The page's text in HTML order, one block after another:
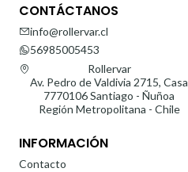
CONTÁCTANOS
info@rollervar.cl
56985005453
Rollervar
Av. Pedro de Valdivia 2715, Casa
7770106 Santiago - Ñuñoa
Región Metropolitana - Chile
INFORMACIÓN
Contacto